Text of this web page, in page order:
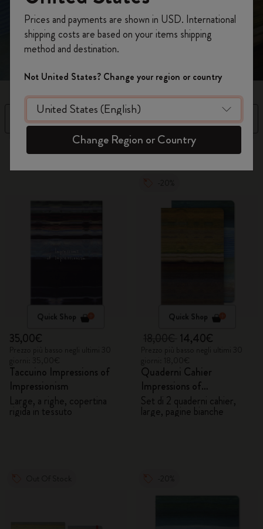
emozioni. Scopri la collezione Impressions of
Impressionism. Acquista ora.
Filtra Ordina per
5 Prodotti
Quick Shop
35,00€
Taccuino Impressions of
Impressionism
Large, a righe, copertina
rigida in tessuto
Quick Shop
14,40€
Quaderni Cahier
Impressions of
Impressionism
Set di 2 quaderni cahier,
large, pagine bianche
spedizione gratuita sul tuo primo ordine
usando il codiceWELCOME10.
Crea un account Moleskine per avere accesso
ad offerte, vantaggi e tanta ispirazione.
Registrati!
Prices and payments are shown in USD. International
shipping costs are based on your items shipping
method and destination.
Not United States? Change your region or country
Change Region or Country